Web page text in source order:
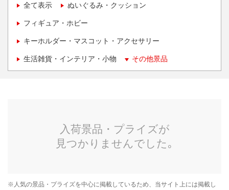
全て表示 ぬいぐるみ・クッション
フィギュア・ホビー
キーホルダー・マスコット・アクセサリー
生活雑貨・インテリア・小物 その他景品